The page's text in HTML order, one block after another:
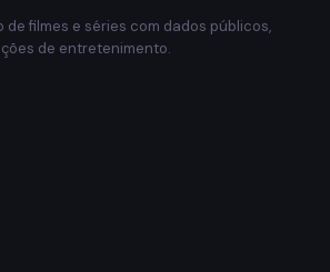
filmes e séries com dados públicos,
de entretenimento.